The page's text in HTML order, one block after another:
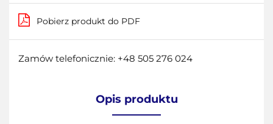
Pobierz produkt do PDF
Zamów telefonicznie: +48 505 276 024
Opis produktu